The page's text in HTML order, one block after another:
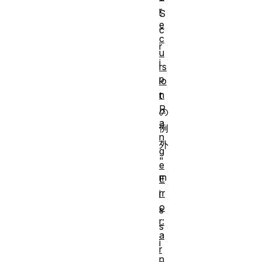
S
c
r
i
p
t
の
例
外
"
m
i
s
s
i
n
r
e
c
u
rs
io
n
R
a
n
g
e
E
rr
o
r:
a
r